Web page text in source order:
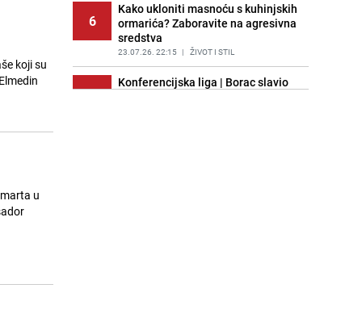
koji su
u
6
Kako ukloniti masnoću s kuhinjskih
ormarića? Zaboravite na agresivna
sredstva
23.07.26. 22:15 | ŽIVOT I STIL
7
Konferencijska liga | Borac slavio